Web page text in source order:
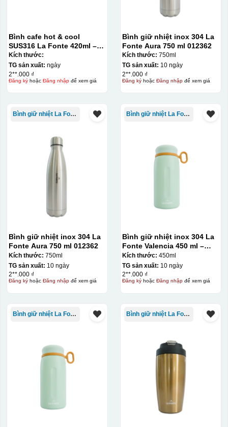
Bình cafe hot & cool
SUS316 La Fonte 420ml –
012775
Kích thước:
TG sản xuất: ngày
2**.000 ₫
Đăng kýhoặc Đăng nhậpđể xem giá
Bình giữ nhiệt inox 304 La
Fonte Aura 750 ml 012362
Kích thước: 750ml
TG sản xuất: 10 ngày
2**.000 ₫
Đăng kýhoặc Đăng nhậpđể xem giá
Bình giữ nhiệt La Fonte
Bình giữ nhiệt inox 304 La
Fonte Aura 750 ml 012362
Kích thước: 750ml
TG sản xuất: 10 ngày
2**.000 ₫
Đăng kýhoặc Đăng nhậpđể xem giá
Bình giữ nhiệt La Fonte
Bình giữ nhiệt inox 304 La
Fonte Valencia 450 ml –
012355
Kích thước: 450ml
TG sản xuất: 10 ngày
2**.000 ₫
Đăng kýhoặc Đăng nhậpđể xem giá
Bình giữ nhiệt La Fonte Bình giữ nhiệt La Fonte